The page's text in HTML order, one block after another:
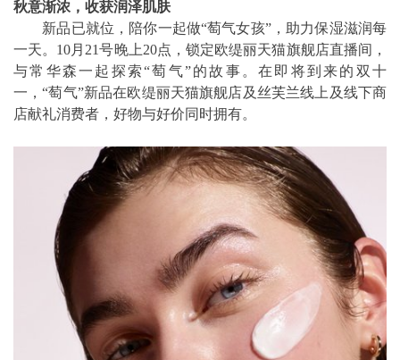
秋意渐浓，收获润泽肌肤
新品已就位，陪你一起做“萄气女孩”，助力保湿滋润每
一天。10月21号晚上20点，锁定欧缇丽天猫旗舰店直播间，
与常华森一起探索“萄气”的故事。在即将到来的双十
一，“萄气”新品在欧缇丽天猫旗舰店及丝芙兰线上及线下商
店献礼消费者，好物与好价同时拥有。